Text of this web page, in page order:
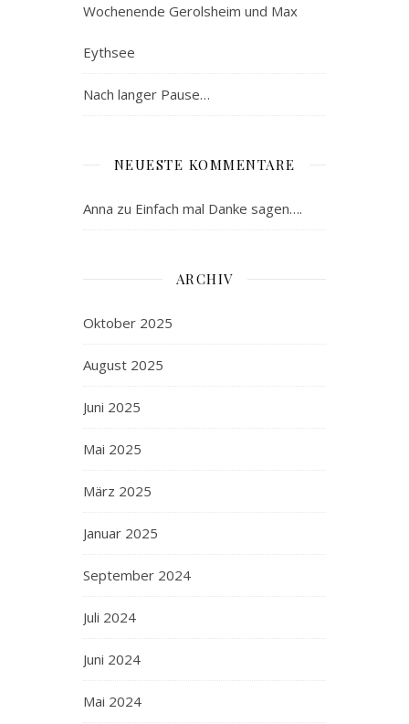
Wochenende Gerolsheim und Max
Eythsee
Nach langer Pause…
NEUESTE KOMMENTARE
Anna zu Einfach mal Danke sagen….
ARCHIV
Oktober 2025
August 2025
Juni 2025
Mai 2025
März 2025
Januar 2025
September 2024
Juli 2024
Juni 2024
Mai 2024